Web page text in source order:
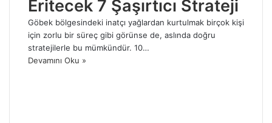
Eritecek 7 Şaşırtıcı Strateji
Göbek bölgesindeki inatçı yağlardan kurtulmak birçok kişi
için zorlu bir süreç gibi görünse de, aslında doğru
stratejilerle bu mümkündür. 10…
Devamını Oku »